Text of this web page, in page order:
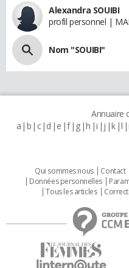
Alexandra SOUIBI
profil personnel |
Nom "SOUIBI"
Annuaire
a b c d e f g h i j k l
Qui sommes nous Contact
Données personnelles
Tous les articles